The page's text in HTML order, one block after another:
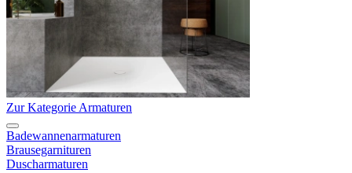
Zur Kategorie Armaturen
Badewannenarmaturen
Brausegarnituren
Duscharmaturen